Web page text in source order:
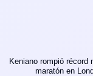
Keniano rompió récord
maratón en